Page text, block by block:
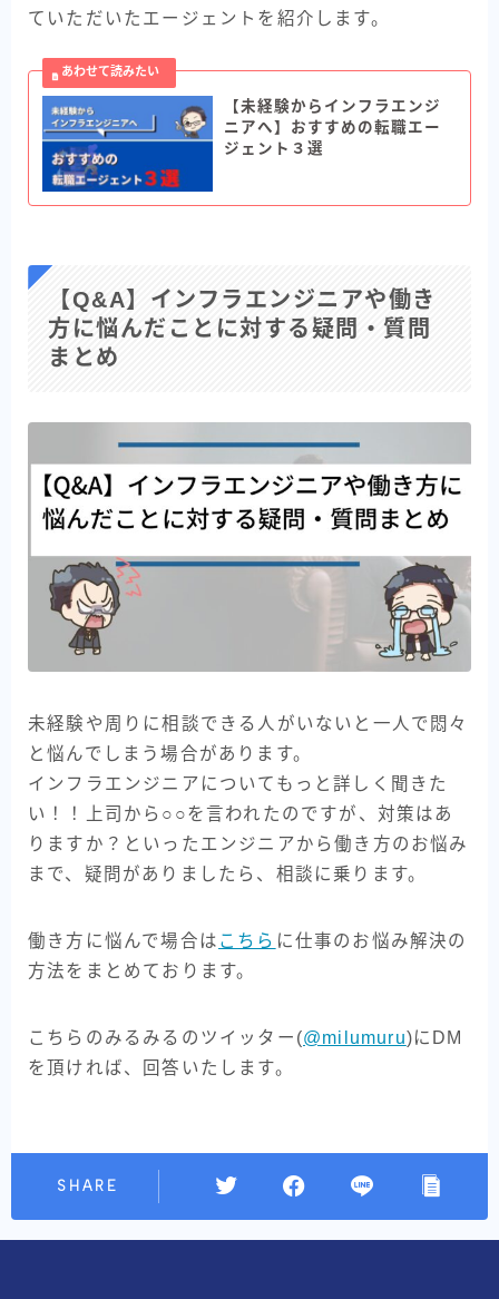
ていただいたエージェントを紹介します。
【未経験からインフラエンジ
ニアへ】おすすめの転職エー
ジェント３選
【Q&A】インフラエンジニアや働き
方に悩んだことに対する疑問・質問
まとめ
未経験や周りに相談できる人がいないと一人で悶々
と悩んでしまう場合があります。
インフラエンジニアについてもっと詳しく聞きた
い！！上司から○○を言われたのですが、対策はあ
りますか？といったエンジニアから働き方のお悩み
まで、疑問がありましたら、相談に乗ります。
働き方に悩んで場合は こちら に仕事のお悩み解決の
方法をまとめております。
こちらのみるみるのツイッター(@milumuru)にDM
を頂ければ、回答いたします。
SHARE